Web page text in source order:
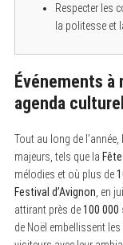
Respecter les
la politesse et
Événements à
agenda culturel
Tout au long de
majeurs, tels que la
mélodies et où plus de
Festival d’Avignon , en
attirant près de100
de Noël embellissent